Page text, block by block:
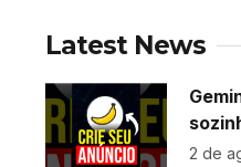
Latest News
2 de